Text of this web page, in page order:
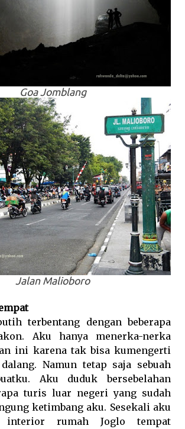
Goa Jomblang
Jalan Malioboro
terbentang dengan beberapa
Aku hanya menerka-nerka
ini karena tak bisa kumengerti
Namun tetap saja sebuah
Aku duduk bersebelahan
turis luar negeri yang sudah
ketimbang aku. Sesekali aku
interior rumah Joglo tempat